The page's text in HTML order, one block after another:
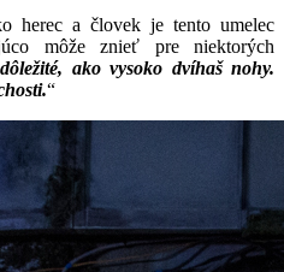
herec a človek je tento umelec
môže znieť pre niektorých
ako vysoko dvíhaš nohy.
“